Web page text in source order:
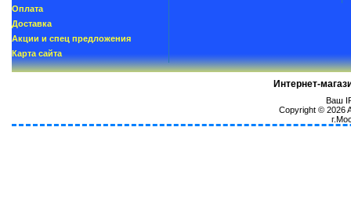
Oплатa
Доставка
Акции и спец предложения
Карта сайта
Интернет-
Ваш
Copyright © 2026